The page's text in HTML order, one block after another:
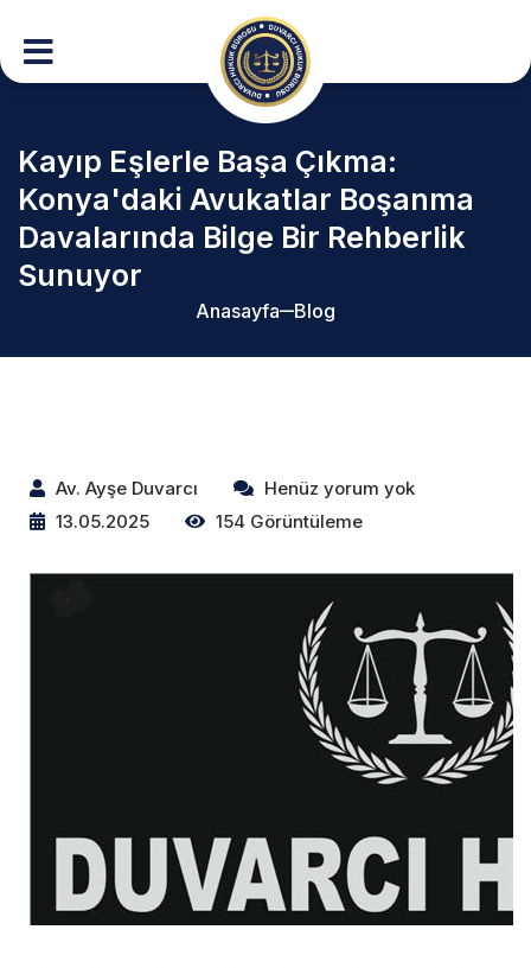
Kayıp Eşlerle Başa Çıkma:
Konya'daki Avukatlar Boşanma
Davalarında Bilge Bir Rehberlik
Sunuyor
Anasayfa Blog
Av. Ayşe Duvarcı
Henüz yorum yok
13.05.2025
154 Görüntüleme